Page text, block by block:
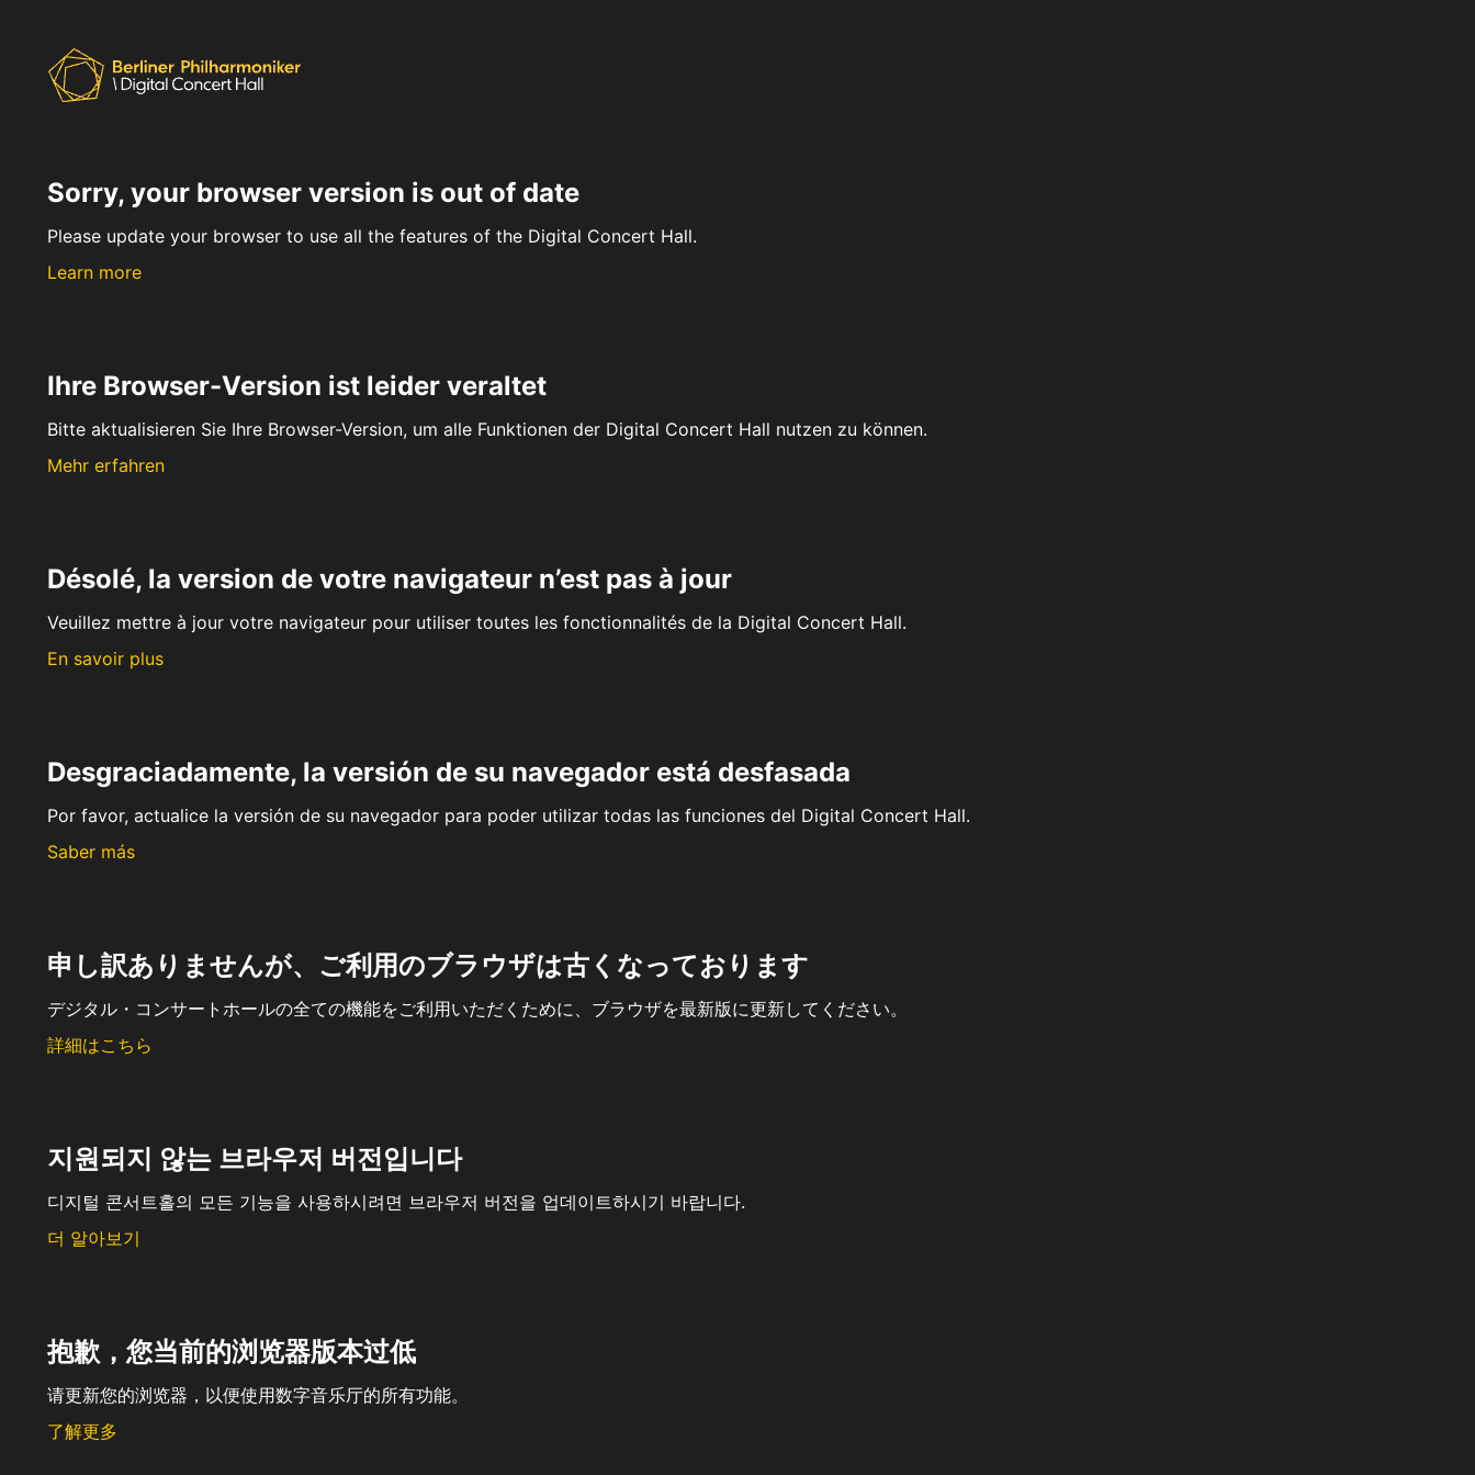
Sorry, your browser version is out of date
Please update your browser to use all the features of the Digital Concert Hall.
Learn more
Ihre Browser-Version ist leider veraltet
Bitte aktualisieren Sie Ihre Browser-Version, um alle Funktionen der Digital Concert Hall nutzen zu können.
Mehr erfahren
Désolé, la version de votre navigateur n’est pas à jour
Veuillez mettre à jour votre navigateur pour utiliser toutes les fonctionnalités de la Digital Concert Hall.
En savoir plus
Desgraciadamente, la versión de su navegador está desfasada
Por favor, actualice la versión de su navegador para poder utilizar todas las funciones del Digital Concert Hall.
Saber más
申し訳ありませんが、ご利用のブラウザは古くなっております
デジタル・コンサートホールの全ての機能をご利用いただくために、ブラウザを最新版に更新してください。
詳細はこちら
지원되지 않는 브라우저 버전입니다
디지털 콘서트홀의 모든 기능을 사용하시려면 브라우저 버전을 업데이트하시기 바랍니다.
더 알아보기
抱歉，您当前的浏览器版本过低
请更新您的浏览器，以便使用数字音乐厅的所有功能。
了解更多